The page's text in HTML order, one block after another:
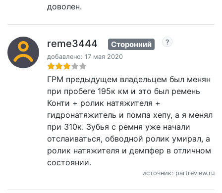
доволен.
reme3444 Сторонний
добавлено: 17 мая 2020
ГРМ предыдущем владельцем был менян
при пробеге 195к км и это был ремень
Конти + ролик натяжителя +
гидронатяжитель и помпа хепу, а я менял
при 310к. Зубья с ремня уже начали
отслаиваться, обводной ролик умирал, а
ролик натяжителя и демпфер в отличном
состоянии.
источник: partreview.ru